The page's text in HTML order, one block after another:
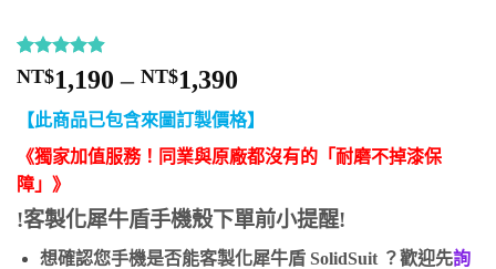
評分4.86
/ 5，已有
7
位顧客進
行評分
NT$1,190 – NT$1,390
格
範
圍：
到
NT$1,390
【此商品已包含來圖訂製價格】
《獨家加值服務！同業與原廠都沒有的「耐磨不掉漆保
障」》
!客製化犀牛盾手機殼下單前小提醒!
想確認您手機是否能客製化犀牛盾 SolidSuit ？歡迎先詢